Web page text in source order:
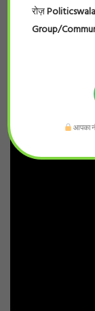
रोज़
Group/
आपका